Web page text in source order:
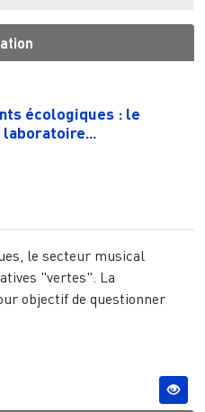
écologiques : le
le secteur musical
"vertes". La
objectif de questionner